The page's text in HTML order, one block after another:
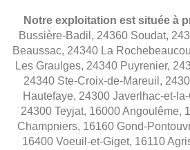
Notre exploitation est située à
Bussière-Badil, 24360 Soudat,
Beaussac, 24340 La
Les Graulges, 24340 Puyrenier,
24340 Ste-Croix-de-Mareuil,
Hautefaye, 24300 Javerlhac-et-
24300 Teyjat, 16000 Angoulême,
Champniers, 16160 Gond-
16400 Voeuil-et-Giget, 16110